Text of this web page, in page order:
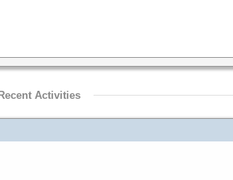
Recent Activities